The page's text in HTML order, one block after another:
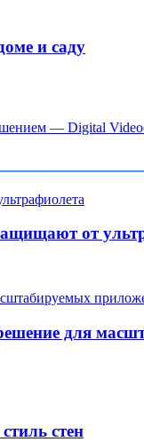
и саду
— Digital
от
для
стен